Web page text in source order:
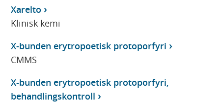
Xarelto
Klinisk kemi
X-bunden erytropoetisk protoporfyri
CMMS
X-bunden erytropoetisk protoporfyri,
behandlingskontroll